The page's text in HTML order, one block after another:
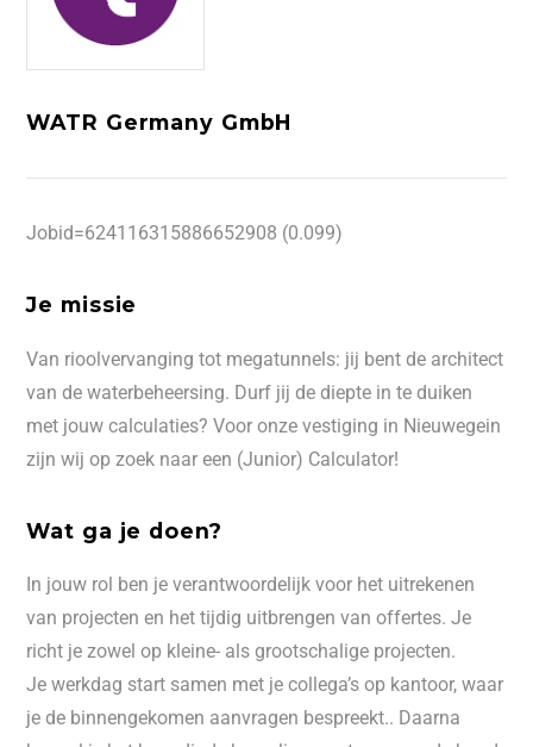
WATR Germany GmbH
Jobid=624116315886652908 (0.099)
Je missie
Van rioolvervanging tot megatunnels: jij bent de architect
van de waterbeheersing. Durf jij de diepte in te duiken
met jouw calculaties? Voor onze vestiging in Nieuwegein
zijn wij op zoek naar een (Junior) Calculator!
Wat ga je doen?
In jouw rol ben je verantwoordelijk voor het uitrekenen
van projecten en het tijdig uitbrengen van offertes. Je
richt je zowel op kleine- als grootschalige projecten.
Je werkdag start samen met je collega’s op kantoor, waar
je de binnengekomen aanvragen bespreekt.. Daarna